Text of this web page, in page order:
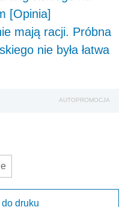
[Opinia]
mają racji. Próbna
nie była łatwa
AUTOPROMOCJA
druku